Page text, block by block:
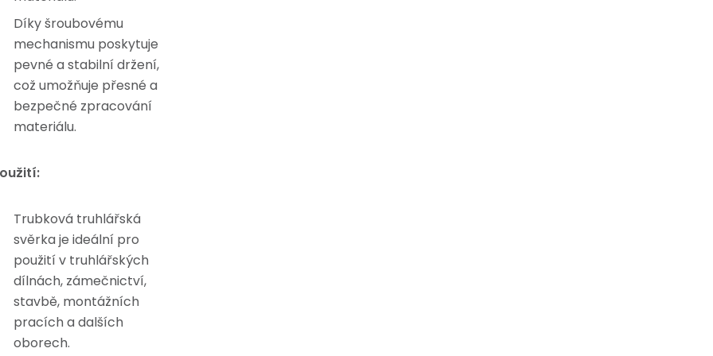
Díky šroubovému
mechanismu poskytuje
pevné a stabilní držení,
což umožňuje přesné a
bezpečné zpracování
materiálu.
Trubková truhlářská
svěrka je ideální pro
použití v truhlářských
dílnách, zámečnictví,
stavbě, montážních
pracích a dalších
oborech.